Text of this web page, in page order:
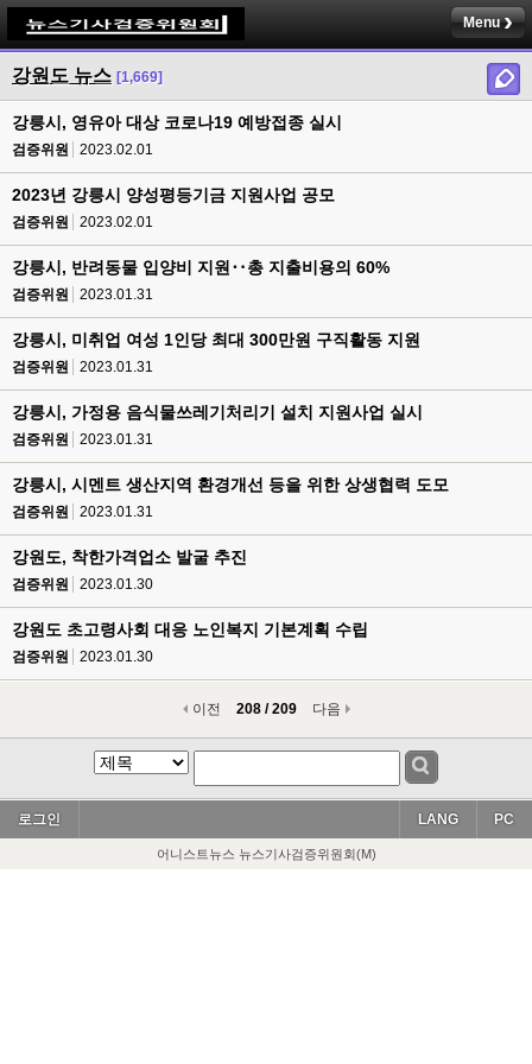
Menu
강원도 뉴스 [1,669]
강릉시, 영유아 대상 코로나19 예방접종 실시
검증위원 2023.02.01
2023년 강릉시 양성평등기금 지원사업 공모
검증위원 2023.02.01
강릉시, 반려동물 입양비 지원‥총 지출비용의 60%
검증위원 2023.01.31
강릉시, 미취업 여성 1인당 최대 300만원 구직활동 지원
검증위원 2023.01.31
강릉시, 가정용 음식물쓰레기처리기 설치 지원사업 실시
검증위원 2023.01.31
강릉시, 시멘트 생산지역 환경개선 등을 위한 상생협력 도모
검증위원 2023.01.31
강원도, 착한가격업소 발굴 추진
검증위원 2023.01.30
강원도 초고령사회 대응 노인복지 기본계획 수립
검증위원 2023.01.30
이전 208 / 209 다음
로그인 PC
LANG
어니스트뉴스 뉴스기사검증위원회(M)